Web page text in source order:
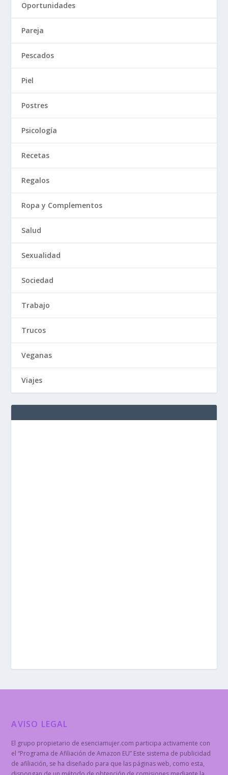
Oportunidades
Pareja
Pescados
Piel
Postres
Psicología
Recetas
Regalos
Ropa y Complementos
Salud
Sexualidad
Sociedad
Trabajo
Trucos
Veganas
Viajes
AVISO LEGAL
El grupo propietario de esenciamujer.com participa activamente con
el “Programa de Afiliación de Amazon EU” Este sistema de publicidad
de afiliación, se ha diseñado para que las páginas web, como esta,